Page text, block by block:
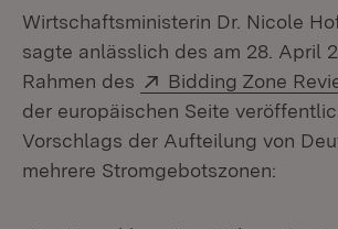
Wirtschaftsministerin Dr. Nicole
sagte anlässlich des am 28. April
Rahmen des
Extern:
Bidding Zone
der europäischen Seite
Vorschlags der Aufteilung von
mehrere Stromgebotszonen: